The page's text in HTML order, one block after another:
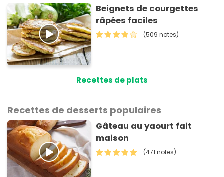
Beignets de courgettes
râpées faciles
(509 notes)
Recettes de plats
Recettes de desserts populaires
Gâteau au yaourt fait
maison
(471 notes)